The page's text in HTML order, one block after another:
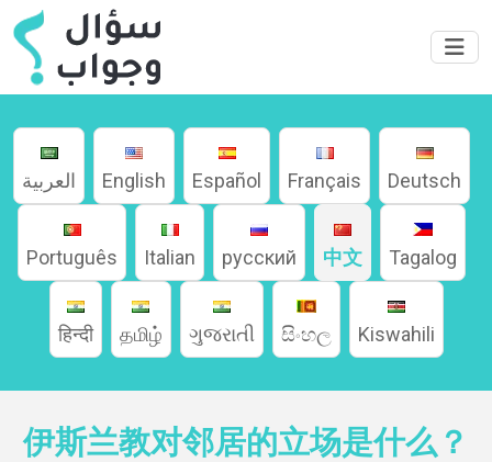
關
العربية English Español Français Deutsch
Português Italian русский 中文 Tagalog
हिन्दी தமிழ் ગુજરાતી සිංහල Kiswahili
伊斯兰教对邻居的立场是什么？